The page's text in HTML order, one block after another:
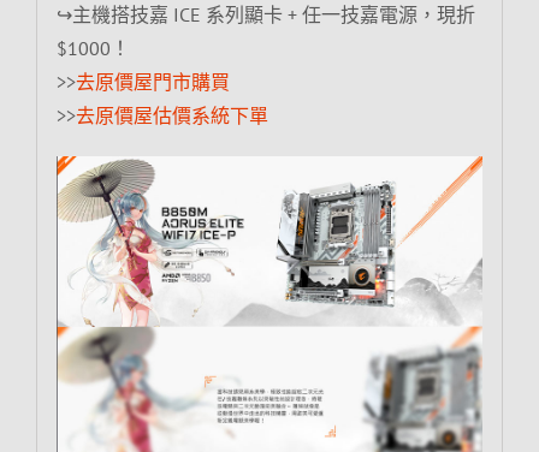
↪主機搭技嘉 ICE 系列顯卡 + 任一技嘉電源，現折
$1000！
>>去原價屋門市購買
>>去原價屋估價系統下單